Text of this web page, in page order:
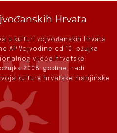
Hrvata
u kulturi vojvođanskih Hrvata
AP Vojvodine od 10. ožujka
vijeća hrvatske
2008. godine, radi
kulture hrvatske manjinske